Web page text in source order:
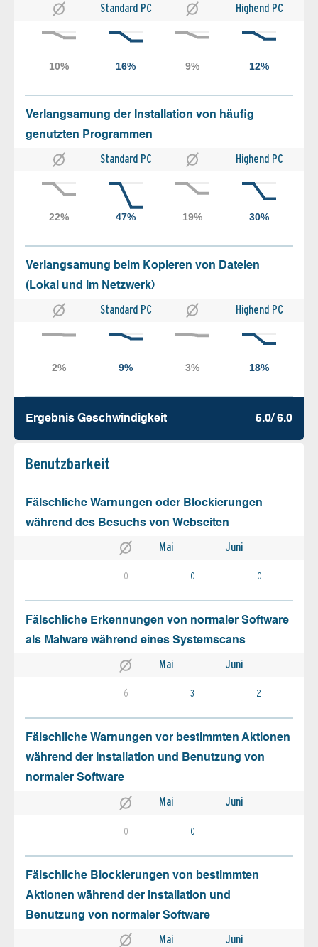
Standard PC Highend PC
Verlangsamung der Installation von häufig
genutzten Programmen
Standard PC Highend PC
Verlangsamung beim Kopieren von Dateien
(Lokal und im Netzwerk)
Standard PC Highend PC
Ergebnis Geschw­indigkeit 5.0/ 6.0
Benutz­barkeit
Fälschliche Warnungen oder Blockierungen
während des Besuchs von Webseiten
Mai Juni
0 0 0
Fälschliche Erkennungen von normaler Software
als Malware während eines Systemscans
Mai Juni
6 3 2
Fälschliche Warnungen vor bestimmten Aktionen
während der Installation und Benutzung von
normaler Software
Mai Juni
0 0
Fälschliche Blockierungen von bestimmten
Aktionen während der Installation und
Benutzung von normaler Software
Mai Juni